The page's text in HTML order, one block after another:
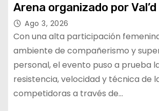
Arena organizado por Val’d
Ago 3, 2026
Con una alta participación
ambiente de compañerismo y
personal, el evento puso a prueba
resistencia, velocidad y técnica de
competidoras a través de…